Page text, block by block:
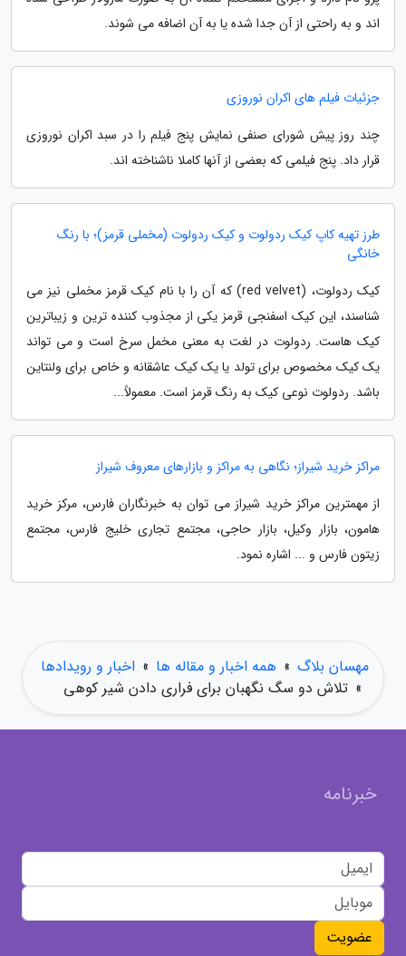
اند و به راحتی از آن جدا شده یا به آن اضافه می شوند.
جزئیات فیلم های اکران نوروزی
چند روز پیش شورای صنفی نمایش پنج فیلم را در سبد اکران نوروزی
قرار داد. پنج فیلمی که بعضی از آنها کاملا ناشناخته اند.
طرز تهیه کاپ کیک ردولوت و کیک ردولوت (مخملی قرمز)؛ با رنگ
خانگی
کیک ردولوت، (red velvet) که آن را با نام کیک قرمز مخملی نیز می
شناسند، این کیک اسفنجی قرمز یکی از مجذوب کننده ترین و زیباترین
کیک هاست. ردولوت در لغت به معنی مخمل سرخ است و می تواند
یک کیک مخصوص برای تولد یا یک کیک عاشقانه و خاص برای ولنتاین
باشد. ردولوت نوعی کیک به رنگ قرمز است. معمولاً...
مراکز خرید شیراز؛ نگاهی به مراکز و بازارهای معروف شیراز
از مهمترین مراکز خرید شیراز می توان به خبرنگاران فارس، مرکز خرید
هامون، بازار وکیل، بازار حاجی، مجتمع تجاری خلیج فارس، مجتمع
زیتون فارس و ... اشاره نمود.
مهسان بلاگ » همه اخبار و مقاله ها » اخبار و رویدادها
» تلاش دو سگ نگهبان برای فراری دادن شیر کوهی
خبرنامه
عضویت